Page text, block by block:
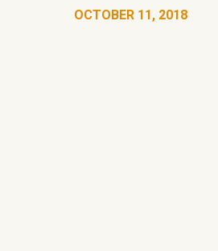
OCTOBER 11, 2018